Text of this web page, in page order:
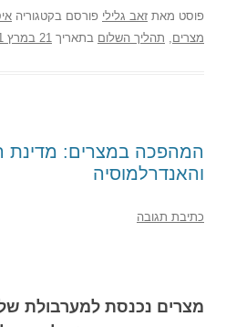
פוסט מאת זאב גלילי פורסם בקטגוריה
מצרים
תהליך השלום בתאריך 21 במרץ 2011
המהפכה במצרים: מדינת
והאנדרלמוסיה
כתיבת תגובה
מצרים נכנסת למערבולת